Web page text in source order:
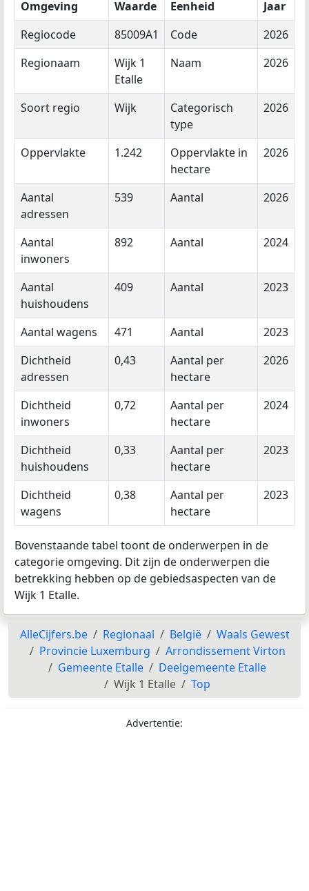
Omgeving Waarde Eenheid
Jaar
Regiocode
85009A1 Code
2026
Regionaam
Wijk 1
Etalle
Naam 2026
Soort regio Wijk
Categorisch
type
2026
Oppervlakte 1.242
Oppervlakte in
hectare
2026
Aantal
adressen
539 Aantal 2026
Aantal
inwoners
892 Aantal 2024
Aantal
huishoudens
409 Aantal 2023
Aantal wagens 471 Aantal
2023
Dichtheid
adressen
0,43
Aantal per
hectare
2026
Dichtheid
inwoners
0,72
Aantal per
hectare
2024
Dichtheid
huishoudens
0,33
Aantal per
hectare
2023
Dichtheid
wagens
0,38
Aantal per
hectare
2023
Bovenstaande tabel toont de onderwerpen in de
categorie omgeving. Dit zijn de onderwerpen die
betrekking hebben op de gebiedsaspecten van de
Wijk 1 Etalle.
AlleCijfers.be Regionaal België
Waals Gewest
Provincie Luxemburg
Arrondissement Virton
Gemeente Etalle
Deelgemeente Etalle
Wijk 1 Etalle
Top
Advertentie: